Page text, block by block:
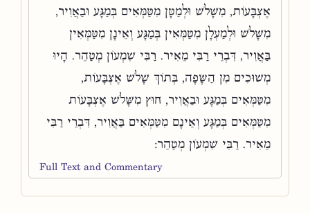
אֶצְבָּעוֹת, מִשָּׁלֹשׁ וּלְמַטָּן מִטַּמְּאִים בְּמַגָּע וּבַאֲוִיר,
מִשָּׁלֹשׁ וּלְמַעְלָן מִטַּמְּאִין בְּמַגָּע וְאֵינָן מִטַּמְּאִין
בַּאֲוִיר, דִּבְרֵי רַבִּי מֵאִיר. רַבִּי שִׁמְעוֹן מְטַהֵר. הָיוּ
מְשׁוּכִים מִן הַשָּׂפָה, בְּתוֹךְ שָׁלֹשׁ אֶצְבָּעוֹת,
מִטַּמְּאִים בְּמַגָּע וּבַאֲוִיר, חוּץ מִשָּׁלֹשׁ אֶצְבָּעוֹת
מִטַּמְּאִים בְּמַגָּע וְאֵינָם מִטַּמְּאִים בַּאֲוִיר, דִּבְרֵי רַבִּי
מֵאִיר. רַבִּי שִׁמְעוֹן מְטַהֵר:
Full Text and Commentary